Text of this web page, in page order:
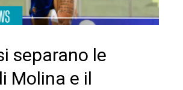
separano le
Molina e il